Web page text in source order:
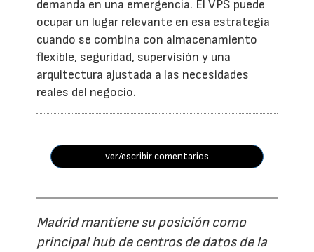
demanda en una emergencia. El VPS puede
ocupar un lugar relevante en esa estrategia
cuando se combina con almacenamiento
flexible, seguridad, supervisión y una
arquitectura ajustada a las necesidades
reales del negocio.
ver/escribir comentarios
Madrid mantiene su posición como
principal hub de centros de datos de la